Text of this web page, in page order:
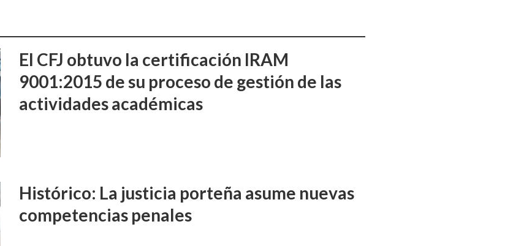
El CFJ obtuvo la certificación IRAM
9001:2015 de su proceso de gestión de las
actividades académicas
Histórico: La justicia porteña asume nuevas
competencias penales